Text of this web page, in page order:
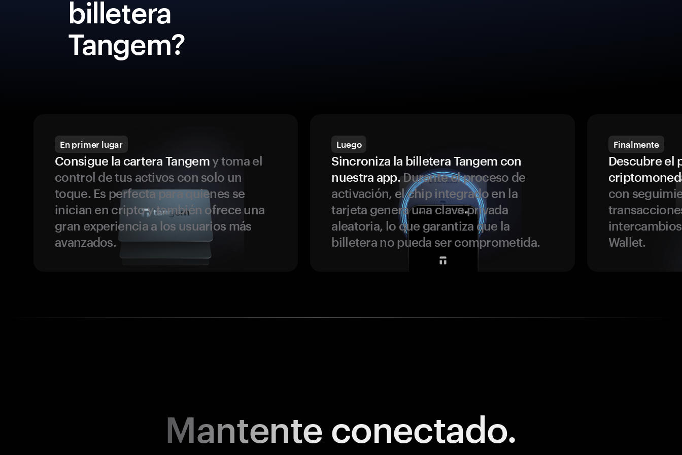
billetera
Tangem?
En primer lugar
Consigue la cartera Tangemy toma el
control de tus activos con solo un
toque. Es perfecta para quienes se
inician en cripto y también ofrece una
gran experiencia a los usuarios más
avanzados.
Luego
Sincroniza la billetera Tangem con
nuestra app.Durante el proceso de
activación, el chip integrado en la
tarjeta genera una clave privada
aleatoria, lo que garantiza que la
billetera no pueda ser comprometida.
Finalmente
Descubre el
con
Wallet.
Mantente conectado.